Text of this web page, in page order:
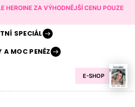
HEROINE ZA VÝHODNĚJŠÍ CENU POUZE
E-SHOP
SPECIÁL
AMOC PENĚZ